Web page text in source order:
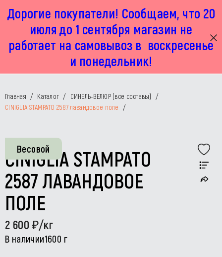
Дорогие покупатели! Сообщаем, что 20
июля до 1 сентября магазин не
работает на самовывоз в воскресенье
и понедельник!
г. Москва, Маленковская 32 стр 2А
пн-пт с 11:00 до 19:00, сб с 11:00 до 17:00
+7 925 449 67 92
Главная / Каталог / СИНЕЛЬ-ВЕЛЮР (все составы)
/
CINIGLIA STAMPATO 2587 лавандовое поле
/
Весовой
CINIGLIA STAMPATO
2587 ЛАВАНДОВОЕ
ПОЛЕ
2 600 /кг
В наличии1600 г